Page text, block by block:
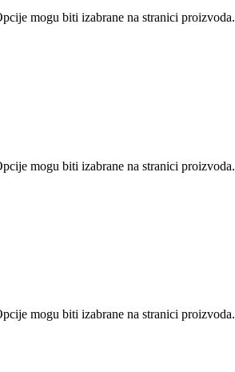
mogu biti izabrane na stranici proizvoda.
mogu biti izabrane na stranici proizvoda.
mogu biti izabrane na stranici proizvoda.